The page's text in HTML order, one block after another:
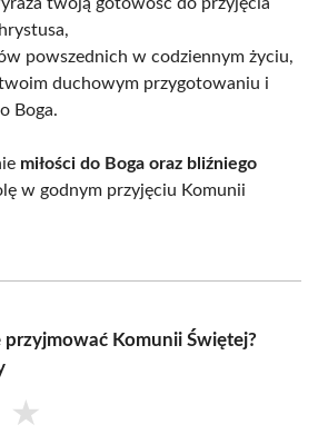
powszednich w codziennym życiu,
duchowym przygotowaniu i
Boga.
miłości do Boga oraz bliźniego
w godnym przyjęciu Komunii
przyjmować Komunii Świętej?
★